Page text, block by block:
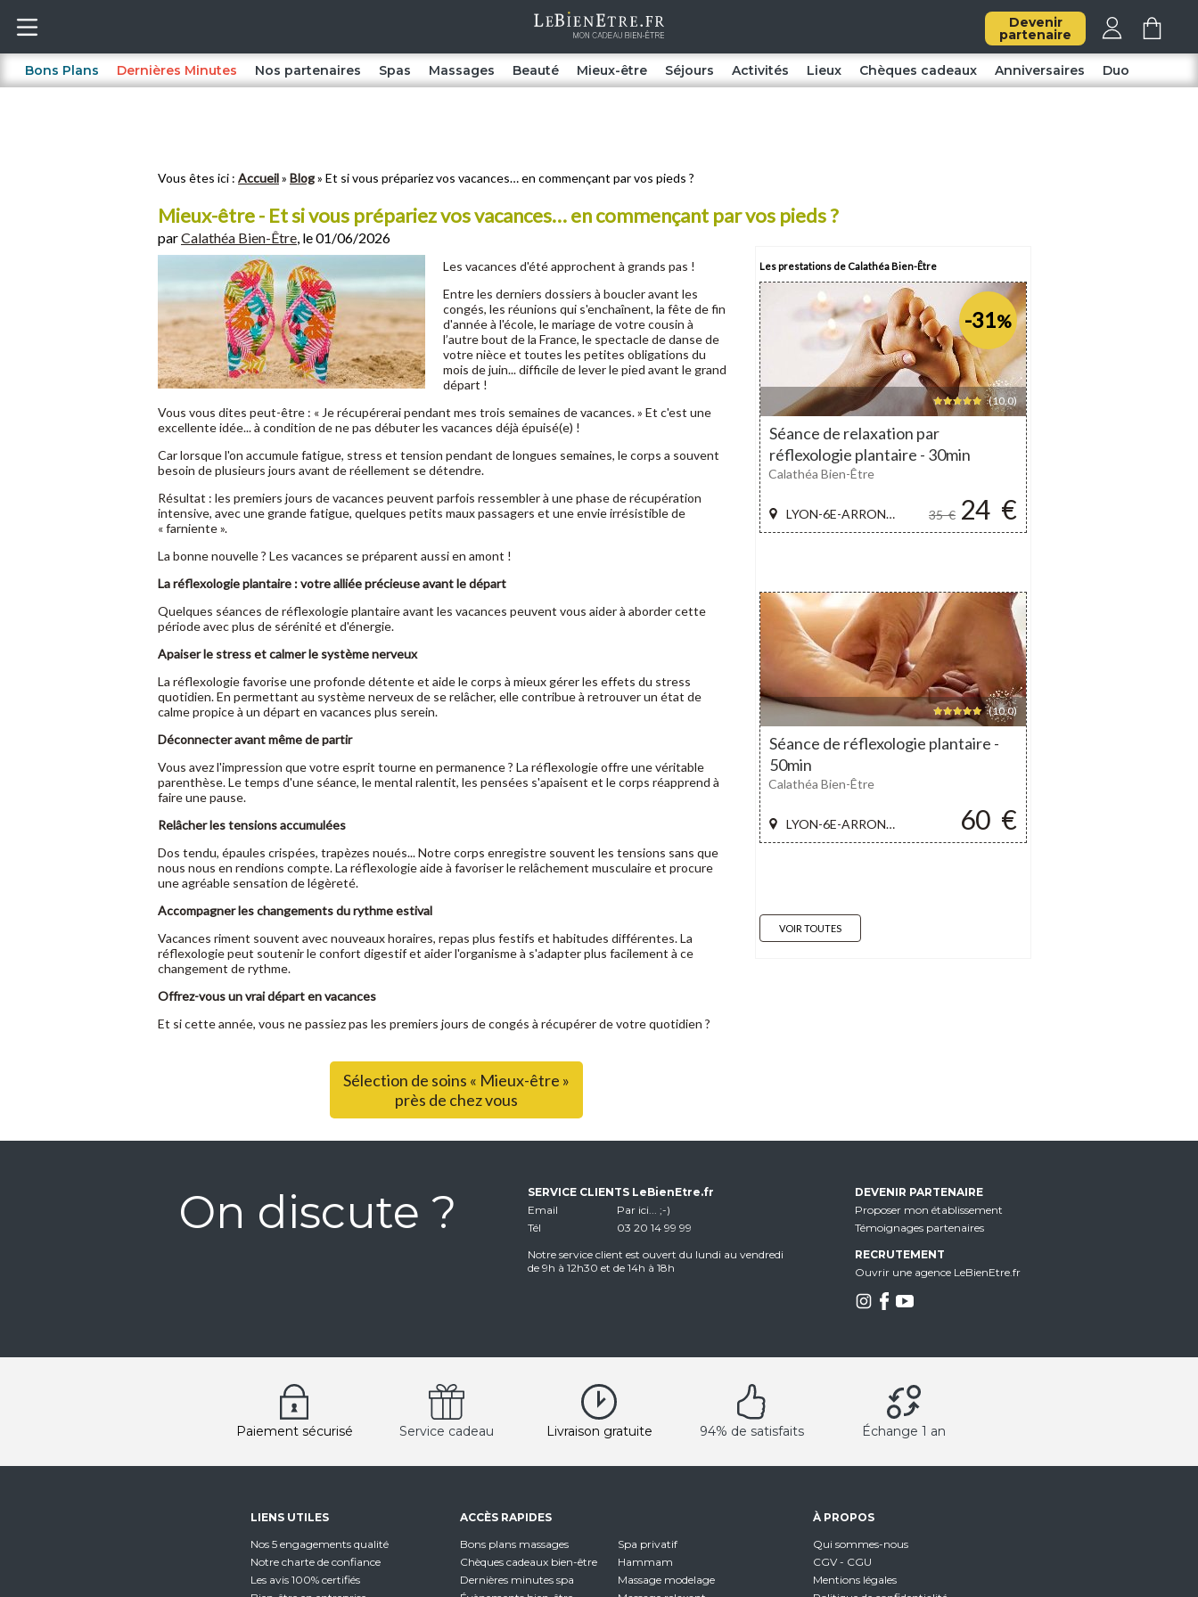
Devenir
partenaire
Bons Plans Dernières Minutes Nos partenaires Spas Massages Beauté Mieux-être Séjours Activités Lieux Chèques cadeaux Anniversaires Duo
Vous êtes ici : Accueil Blog Et si vous prépariez vos vacances… en commençant par vos pieds ?
Mieux-être - Et si vous prépariez vos vacances… en commençant par vos pieds ?
parCalathéa Bien-Être, le 01/06/2026
Les vacances d'été approchent à grands pas !
Entre les derniers dossiers à boucler avant les
congés, les réunions qui s'enchaînent, la fête de fin
d'année à l'école, le mariage de votre cousin à
l’autre bout de la France, le spectacle de danse de
votre nièce et toutes les petites obligations du
mois de juin... difficile de lever le pied avant le grand
départ !
Vous vous dites peut-être : « Je récupérerai pendant mes trois semaines de vacances. » Et c'est une
excellente idée... à condition de ne pas débuter les vacances déjà épuisé(e) !
Car lorsque l'on accumule fatigue, stress et tension pendant de longues semaines, le corps a souvent
besoin de plusieurs jours avant de réellement se détendre.
Résultat : les premiers jours de vacances peuvent parfois ressembler à une phase de récupération
intensive, avec une grande fatigue, quelques petits maux passagers et une envie irrésistible de
« farniente ».
La bonne nouvelle ? Les vacances se préparent aussi en amont !
La réflexologie plantaire : votre alliée précieuse avant le départ
Quelques séances de réflexologie plantaire avant les vacances peuvent vous aider à aborder cette
période avec plus de sérénité et d'énergie.
Apaiser le stress et calmer le système nerveux
La réflexologie favorise une profonde détente et aide le corps à mieux gérer les effets du stress
quotidien. En permettant au système nerveux de se relâcher, elle contribue à retrouver un état de
calme propice à un départ en vacances plus serein.
Déconnecter avant même de partir
Vous avez l'impression que votre esprit tourne en permanence ? La réflexologie offre une véritable
parenthèse. Le temps d'une séance, le mental ralentit, les pensées s'apaisent et le corps réapprend à
faire une pause.
Relâcher les tensions accumulées
Dos tendu, épaules crispées, trapèzes noués... Notre corps enregistre souvent les tensions sans que
nous nous en rendions compte. La réflexologie aide à favoriser le relâchement musculaire et procure
une agréable sensation de légèreté.
Accompagner les changements du rythme estival
Vacances riment souvent avec nouveaux horaires, repas plus festifs et habitudes différentes. La
réflexologie peut soutenir le confort digestif et aider l'organisme à s'adapter plus facilement à ce
changement de rythme.
Offrez-vous un vrai départ en vacances
Et si cette année, vous ne passiez pas les premiers jours de congés à récupérer de votre quotidien ?
Sélection de soins « Mieux-être »
près de chez vous
Les prestations de Calathéa Bien-Être
-31%
(10,0)
Séance de relaxation par
réflexologie plantaire - 30min
35€ 24 €
LYON-6E-ARRONDISSEMENT
Calathéa Bien-Être
(10,0)
Séance de réflexologie plantaire -
50min
60 €
LYON-6E-ARRONDISSEMENT
Calathéa Bien-Être
VOIR TOUTES
On discute ?
SERVICE CLIENTS LeBienEtre.fr
Email
Par ici... ;-)
Tél
03 20 14 99 99
Notre service client est ouvert du lundi au vendredi
de 9h à 12h30 et de 14h à 18h
DEVENIR PARTENAIRE
Proposer mon établissement
Témoignages partenaires
RECRUTEMENT
Ouvrir une agence LeBienEtre.fr
Paiement sécurisé Service cadeau Livraison gratuite 94% de satisfaits Échange 1 an
LIENS UTILES
Nos 5 engagements qualité
Notre charte de confiance
Les avis 100% certifiés
ACCÈS RAPIDES
Bons plans massages
Chèques cadeaux bien-être
Dernières minutes spa
Spa privatif
Hammam
Massage modelage
À PROPOS
Qui sommes-nous
CGV - CGU
Mentions légales